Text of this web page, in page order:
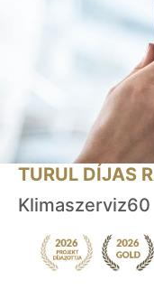
TURUL DÍJAS
Klimaszerviz60